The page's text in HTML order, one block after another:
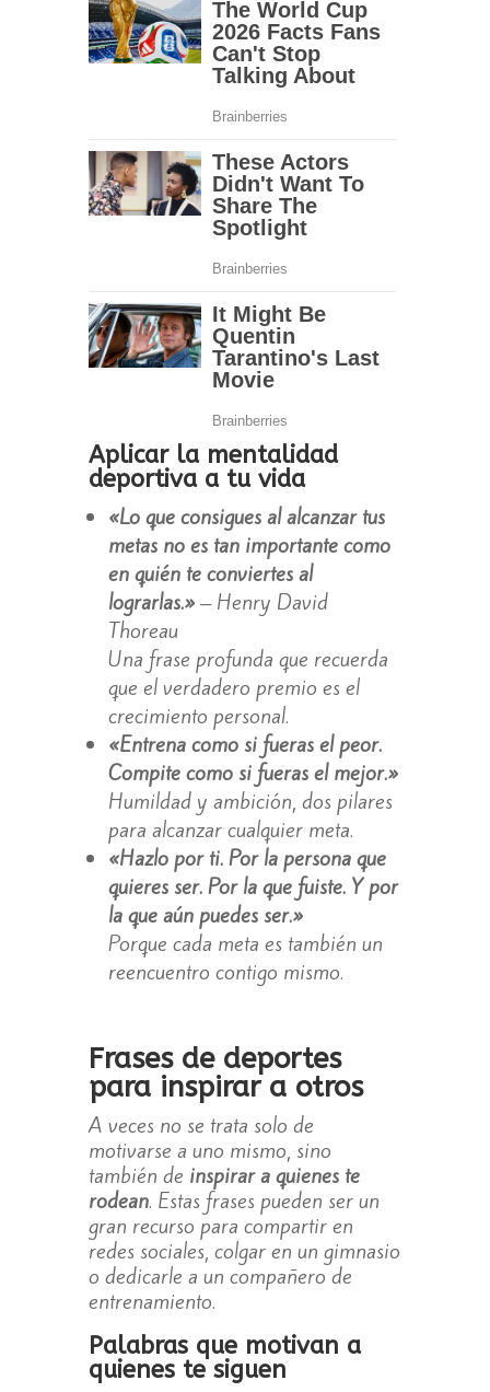
Aplicar la mentalidad
deportiva a tu vida
«Lo que consigues al alcanzar tus
metas no es tan importante como
en quién te conviertes al
lograrlas.»– Henry David
Thoreau
Una frase profunda que recuerda
que el verdadero premio es el
crecimiento personal.
«Entrena como si fueras el peor.
Compite como si fueras el mejor.»
Humildad y ambición, dos pilares
para alcanzar cualquier meta.
«Hazlo por ti. Por la persona que
quieres ser. Por la que fuiste. Y por
la que aún puedes ser.»
Porque cada meta es también un
reencuentro contigo mismo.
Frases de deportes
para inspirar a otros
A veces no se trata solo de
motivarse a uno mismo, sino
también de inspirar a quienes te
rodean. Estas frases pueden ser un
gran recurso para compartir en
redes sociales, colgar en un gimnasio
o dedicarle a un compañero de
entrenamiento.
Palabras que motivan a
quienes te siguen